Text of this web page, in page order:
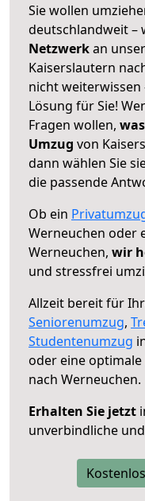
Sie wollen
deutschlandweit –
Netzwerkan
Kaiserslautern
nicht
Lösung für Sie!
Fragen wollen,
Umzug von
dann wählen Sie
die passende
Ob ein
Werneuchen oder
Werneuchen, wir
und stressfrei
Allzeit bereit für
Seniorenumzug,
Studentenumzug
oder eine optimale
nach Werneuchen.
Erhalten Sie jetzt
unverbindliche